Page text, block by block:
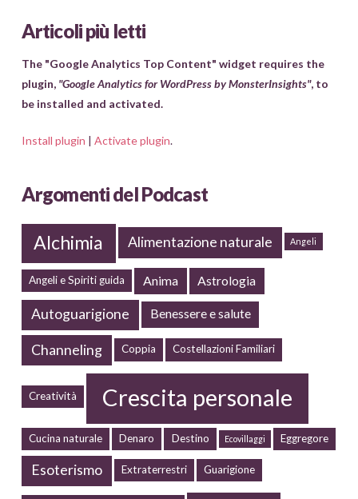
Articoli più letti
The "Google Analytics Top Content" widget requires the
plugin, "Google Analytics for WordPress by MonsterInsights", to
be installed and activated.
Install plugin | Activate plugin.
Argomenti del Podcast
Alchimia Alimentazione naturale Angeli
Angeli e Spiriti guida Anima Astrologia
Autoguarigione Benessere e salute
Channeling Coppia Costellazioni Familiari
Creatività Crescita personale
Cucina naturale Denaro Destino Ecovillaggi Eggregore
Esoterismo Extraterrestri Guarigione